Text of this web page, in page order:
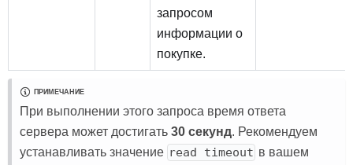
запросом
информации о
покупке.
ПРИМЕЧАНИЕ
При выполнении этого запроса время ответа
сервера может достигать 30 секунд. Рекомендуем
устанавливать значение read timeout в вашем